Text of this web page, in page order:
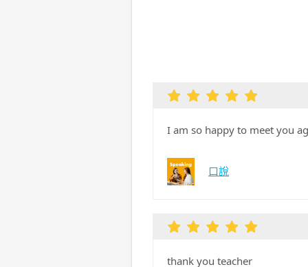
I am so happy to meet you
口說
thank you teacher